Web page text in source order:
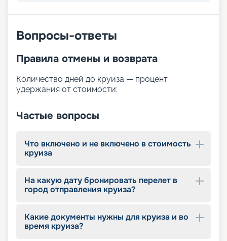
Вопросы-ответы
Правила отмены и возврата
Количество дней до круиза — процент
удержания от стоимости:
Частые вопросы
Что включено и не включено в стоимость
круиза
На какую дату бронировать перелет в
город отправления круиза?
Какие документы нужны для круиза и во
время круиза?